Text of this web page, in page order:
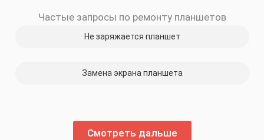
Частые запросы по ремонту планшетов
Не заряжается планшет
Замена экрана планшета
Смотреть дальше